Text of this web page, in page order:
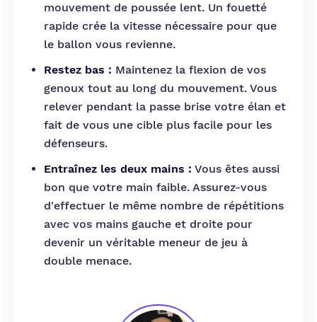
mouvement de poussée lent. Un fouetté
rapide crée la vitesse nécessaire pour que
le ballon vous revienne.
Restez bas : Maintenez la flexion de vos
genoux tout au long du mouvement. Vous
relever pendant la passe brise votre élan et
fait de vous une cible plus facile pour les
défenseurs.
Entraînez les deux mains : Vous êtes aussi
bon que votre main faible. Assurez-vous
d'effectuer le même nombre de répétitions
avec vos mains gauche et droite pour
devenir un véritable meneur de jeu à
double menace.